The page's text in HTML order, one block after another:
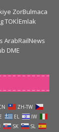
ZorBulmaca
TOKİEmlak
ArabRailNews
DME
ZH-TW
EL
IW
SK
SL